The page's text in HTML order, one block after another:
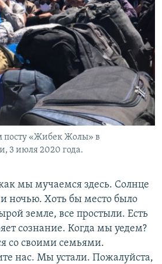
«Жибек Жолы» в
3 июля 2020 года.
мы мучаемся здесь. Солнце
ночью. Хоть бы место было
земле, все простыли. Есть
сознание. Когда мы уедем?
со своими семьями.
нас. Мы устали. Пожалуйста,